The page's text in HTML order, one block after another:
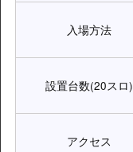
入場方法
設置台数(20スロ)
アクセス